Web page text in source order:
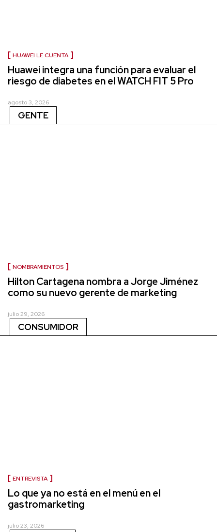
HUAWEI LE CUENTA
Huawei integra una función para evaluar el
riesgo de diabetes en el WATCH FIT 5 Pro
agosto 3, 2026
GENTE
NOMBRAMIENTOS
Hilton Cartagena nombra a Jorge Jiménez
como su nuevo gerente de marketing
julio 29, 2026
CONSUMIDOR
ENTREVISTA
Lo que ya no está en el menú en el
gastromarketing
julio 23, 2026